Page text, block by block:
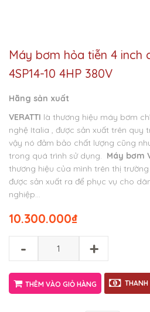
Máy bơm hỏa tiễn 4 inch
4SP14-10 4HP 380V
Hãng sản xuất
VERATTI là thương hiệu máy bơm
nghệ Italia , được sản xuất trên quy
vậy nó đảm bảo chất lượng cũng
trong quá trình sử dụng. Máy bơm
thương hiệu của mình trên thị
được sản xuất ra để phục vụ cho
nghiệp…
₫
10.300.000
- +
THÊM VÀO GIỎ HÀNG